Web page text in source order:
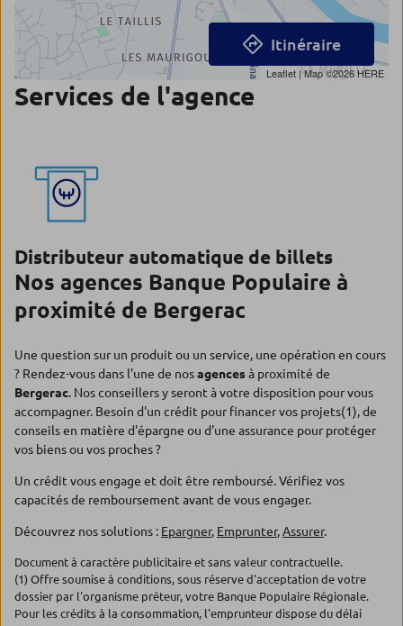
Leaflet | Map ©2026HERE
Itinéraire
Services de l'agence
Distributeur automatique de billets
Nos agences Banque Populaire à
proximité de Bergerac
Une question sur un produit ou un service, une opération en cours
? Rendez-vous dans l'une de nosagencesà proximité de
Bergerac. Nos conseillers y seront à votre disposition pour vous
accompagner. Besoin d'un crédit pour financer vos projets(1), de
conseils en matière d'épargne ou d'une assurance pour protéger
vos biens ou vos proches ?
Un crédit vous engage et doit être remboursé. Vérifiez vos
capacités de remboursement avant de vous engager.
Découvrez nos solutions : Epargner, Emprunter,Assurer.
Document à caractère publicitaire et sans valeur contractuelle.
(1) Offre soumise à conditions, sous réserve d'acceptation de votre
dossier par l'organisme prêteur, votre Banque Populaire Régionale.
Pour les crédits à la consommation, l'emprunteur dispose du délai